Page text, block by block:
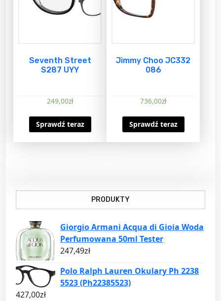
Seventh Street
S287 UYY
249,00zł
Sprawdź teraz
Jimmy Choo JC332
086
736,00zł
Sprawdź teraz
PRODUKTY
Giorgio Armani Acqua di Gioia Woda
Perfumowana 50ml Tester
247,49zł
Polo Ralph Lauren Okulary Ph 2238
5523 (Ph22385523)
427,00zł